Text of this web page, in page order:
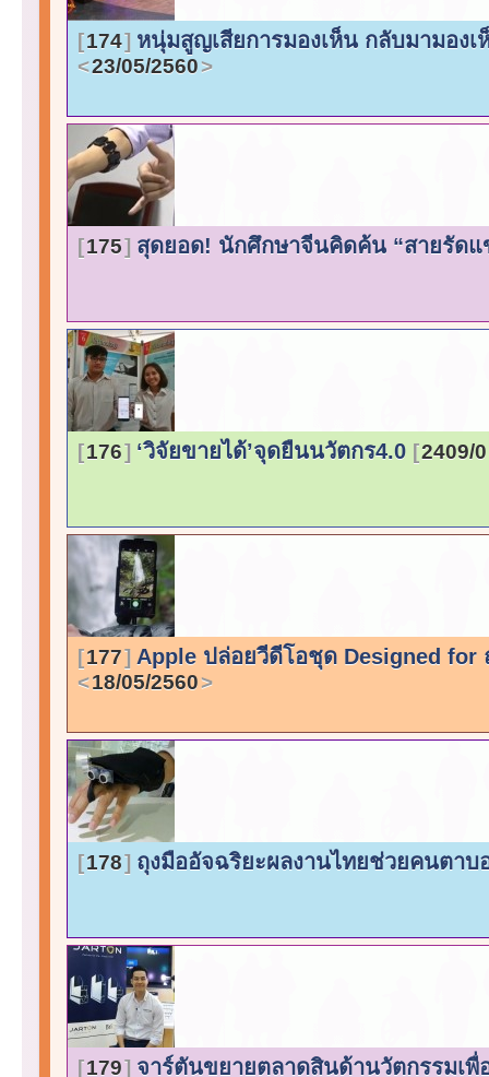
174 หนุ่มสูญเสียการมองเห็น กลับมามอง
23/05/2560
175 สุดยอด! นักศึกษาจีนคิดค้น “สายรัด
176 ‘วิจัยขายได้’จุดยืนนวัตกร4.0 2409/0
177 Apple ปล่อยวีดีโอชุด Designed for
18/05/2560
178 ถุงมืออัจฉริยะผลงานไทยช่วยคนตาบ
179 จาร์ตันขยายตลาดสินด้านวัตกรรมเ